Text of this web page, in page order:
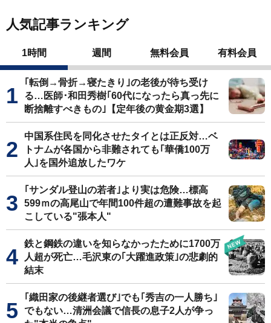
人気記事ランキング
1時間 週間 無料会員 有料会員
｢転倒→骨折→寝たきり｣の老後が待ち受け
る…医師･和田秀樹｢60代になったら真っ先に
断捨離すべきもの｣【定年後の黄金期3選】
中国系住民を同化させたタイとは正反対…ベ
トナムが各国から非難されても｢華僑100万
人｣を国外追放したワケ
｢サンダル登山の若者｣より実は危険…標高
599ｍの高尾山で年間100件超の遭難事故を起
こしている"張本人"
鉄と鋼鉄の違いを知らなかったために1700万
人超が死亡…毛沢東の｢大躍進政策｣の悲劇的
結末
｢織田家の後継者選び｣でも｢秀吉の一人勝ち｣
でもない…清洲会議で信長の息子2人が争っ